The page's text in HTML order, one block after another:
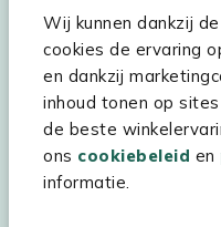
Wij kunnen dankzij
cookies de ervaring
en dankzij
inhoud tonen op
de beste
ons cookiebeleid en
informatie.
Assortiment
Kees Smit
Experience Stores XXL